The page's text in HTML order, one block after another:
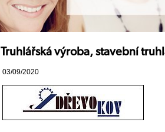
Truhlářská výroba, stavební
03/09/2020